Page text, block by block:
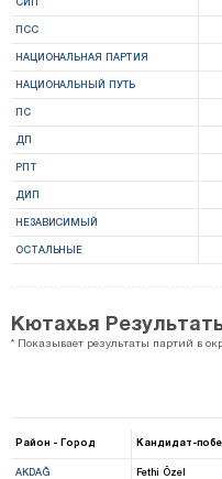
ПСС
НАЦИОНАЛЬНАЯ ПАРТИЯ
НАЦИОНАЛЬНЫЙ ПУТЬ
ПС
ДП
РПТ
ДИП
НЕЗАВИСИМЫЙ
ОСТАЛЬНЫЕ
Кютахья
* Показывает результаты партий в
Район - Город
AKDAĞ Fethi Özel